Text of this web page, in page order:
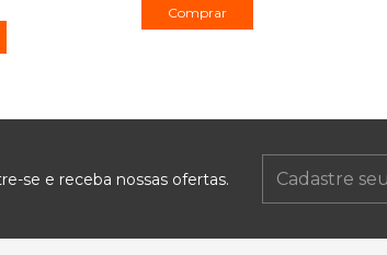
se e receba nossas ofertas.